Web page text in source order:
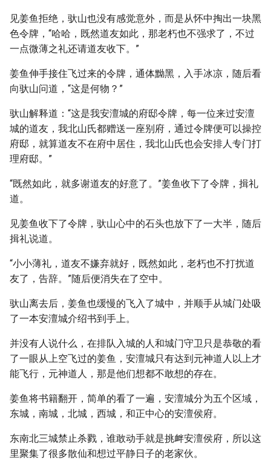
见姜鱼拒绝，驮山也没有感觉意外，而是从怀中掏出一块黑
色令牌，“哈哈，既然道友如此，那老朽也不强求了，不过
一点微薄之礼还请道友收下。”
姜鱼伸手接住飞过来的令牌，通体黝黑，入手冰凉，随后看
向驮山问道，“这是何物？”
驮山解释道：“这是我安澶城的府邸令牌，每一位来过安澶
城的道友，我北山氏都赠送一座别府，通过令牌便可以操控
府邸，就算道友不在府中居住，我北山氏也会安排人专门打
理府邸。”
“既然如此，就多谢道友的好意了。”姜鱼收下了令牌，揖礼
道。
见姜鱼收下了令牌，驮山心中的石头也放下了一大半，随后
揖礼说道。
“小小薄礼，道友不嫌弃就好，既然如此，老朽也不打扰道
友了，告辞。”随后便消失在了空中。
驮山离去后，姜鱼也缓慢的飞入了城中，并顺手从城门处吸
了一本安澶城介绍书到手上。
并没有人说什么，在排队入城的人和城门守卫只是恭敬的看
了一眼从上空飞过的姜鱼，安澶城只有达到元神道人以上才
能飞行，元神道人，那是他们想都不敢想的存在。
姜鱼将书籍翻开，简单的看了一遍，安澶城分为五个区域，
东城，南城，北城，西城，和正中心的安澶侯府。
东南北三城禁止杀戮，谁敢动手就是挑衅安澶侯府，所以这
里聚集了很多散仙和想过平静日子的老家伙。